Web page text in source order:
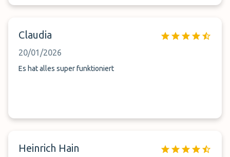
Claudia
20/01/2026
Es hat alles super funktioniert
Heinrich Hain